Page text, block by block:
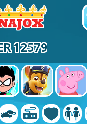
12579